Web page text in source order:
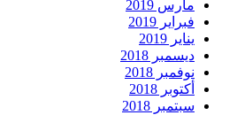
مارس 2019
فبراير 2019
يناير 2019
ديسمبر 2018
نوفمبر 2018
أكتوبر 2018
سبتمبر 2018